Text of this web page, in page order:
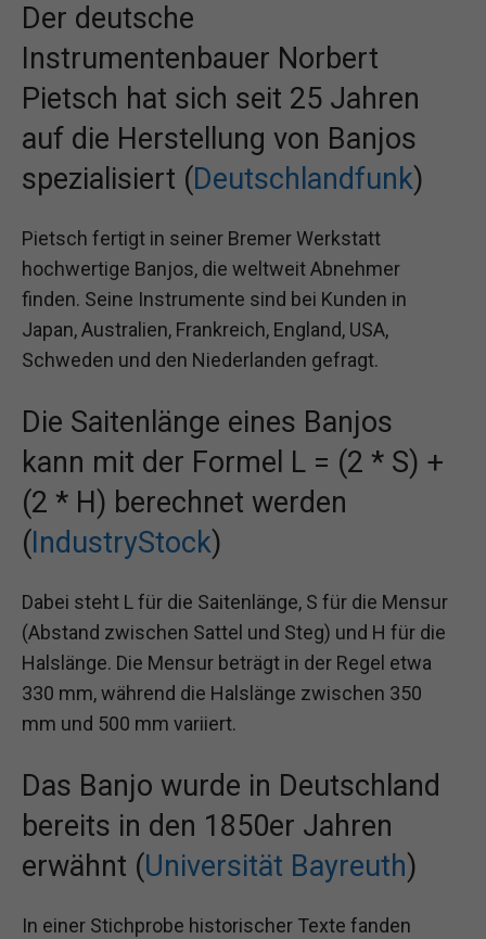
Der deutsche
Instrumentenbauer Norbert
Pietsch hat sich seit 25 Jahren
auf die Herstellung von Banjos
spezialisiert (Deutschlandfunk)
Pietsch fertigt in seiner Bremer Werkstatt
hochwertige Banjos, die weltweit Abnehmer
finden. Seine Instrumente sind bei Kunden in
Japan, Australien, Frankreich, England, USA,
Schweden und den Niederlanden gefragt.
Die Saitenlänge eines Banjos
kann mit der Formel L = (2 * S) +
(2 * H) berechnet werden
( IndustryStock)
Dabei steht L für die Saitenlänge, S für die Mensur
(Abstand zwischen Sattel und Steg) und H für die
Halslänge. Die Mensur beträgt in der Regel etwa
330 mm, während die Halslänge zwischen 350
mm und 500 mm variiert.
Das Banjo wurde in Deutschland
bereits in den 1850er Jahren
erwähnt (Universität Bayreuth)
In einer Stichprobe historischer Texte fanden